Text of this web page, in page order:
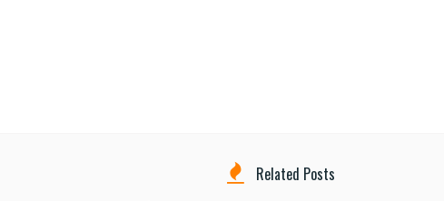
Related Posts